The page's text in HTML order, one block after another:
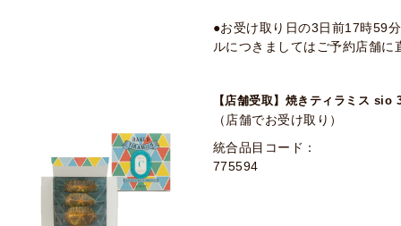
●お受け取り日の3日前17時59
ルにつきましてはご予約店舗に
【店舗受取】焼きティラミス sio
（店舗でお受け取り）
統合品目コード：
775594